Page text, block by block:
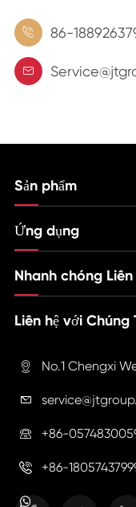
 86-

Sản phẩm
Ứng dụng
Nhanh chóng Liên
Liên hệ với Chúng
 No.1 Chengxi

 +86-
 +86-